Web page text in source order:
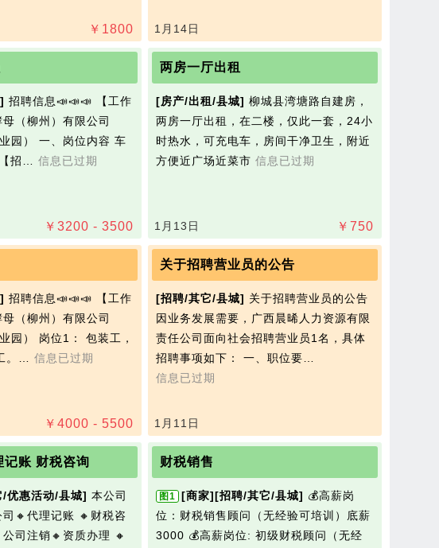
￥ 1800 1月14日
招聘信息📣📣📣 【工作
（柳州）有限公司
园） 一、岗位内容 车
招… 信息已过期
￥ 3200 - 3500
两房一厅出租
[房产/出租/县城] 柳城县湾塘路自建房，
两房一厅出租，在二楼，仅此一套，24小
时热水，可充电车，房间干净卫生，附近
方便近广场近菜市 信息已过期
￥ 750
1月13日
招聘信息📣📣📣 【工作
（柳州）有限公司
园） 岗位1： 包装工，
。… 信息已过期
￥ 4000 - 5500
关于招聘营业员的公告
[招聘/其它/县城] 关于招聘营业员的公告
因业务发展需要，广西晨晞人力资源有限
责任公司面向社会招聘营业员1名，具体
招聘事项如下： 一、职位要…
信息已过期
1月11日
记账 财税咨询
优惠活动/县城] 本公司
🔸代理记账 🔸财税咨
司注销🔸资质办理 🔸
财税销售
图1 [商家][招聘/其它/县城] 💰‌高薪岗
位‌：财税销售顾问（无经验可培训）底薪
3000 💰高薪岗位: 初级财税顾问（无经